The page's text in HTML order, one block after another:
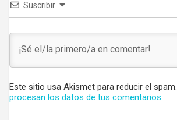
Suscribir
Este sitio usa Akismet para reducir el spam.
procesan los datos de tus comentarios.